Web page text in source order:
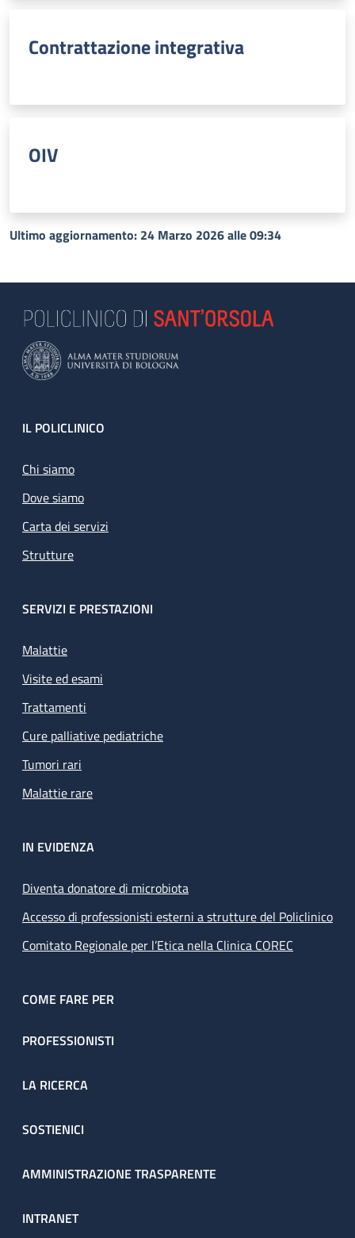
Contrattazione integrativa
OIV
Ultimo aggiornamento: 24 Marzo 2026 alle 09:34
Footer
IL POLICLINICO
Chi siamo
Dove siamo
Carta dei servizi
Strutture
SERVIZI E PRESTAZIONI
Malattie
Visite ed esami
Trattamenti
Cure palliative pediatriche
Tumori rari
Malattie rare
IN EVIDENZA
Diventa donatore di microbiota
Accesso di professionisti esterni a strutture del Policlinico
Comitato Regionale per l’Etica nella Clinica COREC
COME FARE PER
PROFESSIONISTI
LA RICERCA
SOSTIENICI
AMMINISTRAZIONE TRASPARENTE
INTRANET